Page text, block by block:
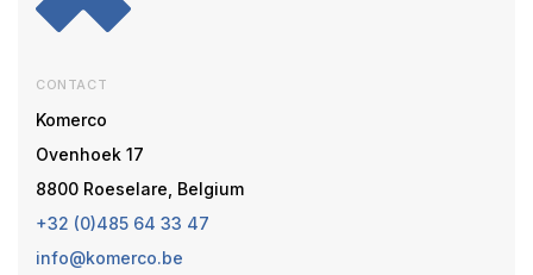
CONTACT
Komerco
Ovenhoek 17
8800 Roeselare, Belgium
+32 (0)485 64 33 47
info@komerco.be